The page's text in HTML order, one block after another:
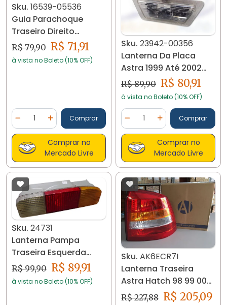
Sku. 16539-05536
Guia Parachoque
Traseiro Direito
Corolla 2008 A 2012
16539
R$ 79,90 R$ 71,91
à vista no Boleto (10% OFF)
Diminuir Quantidade
Quantidade
Adicionar Quantidade
Comprar
Comprar no
Mercado Livre
Sku. 23942-00356
Lanterna Da Placa
Astra 1999 Até 2002
23942
R$ 89,90 R$ 80,91
à vista no Boleto (10% OFF)
Diminuir Quantidade
Quantidade
AdicionarComprar
Comprar no
Mercado Livre
Sku. 24731
Lanterna Pampa
Traseira Esquerda
1975... 24731
R$ 99,90 R$ 89,91
à vista no Boleto (10% OFF)
Sku. AK6ECR7I
Lanterna Traseira
Astra Hatch 98 99 00
01 02 Tricolor
R$ 227,88 R$ 205,09